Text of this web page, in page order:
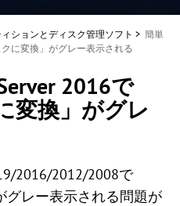
ションとディスク管理ソフト > 簡単
に変換」がグレー表示される
2016で
変換」がグレ
2016/2012/2008で
グレー表示される問題が